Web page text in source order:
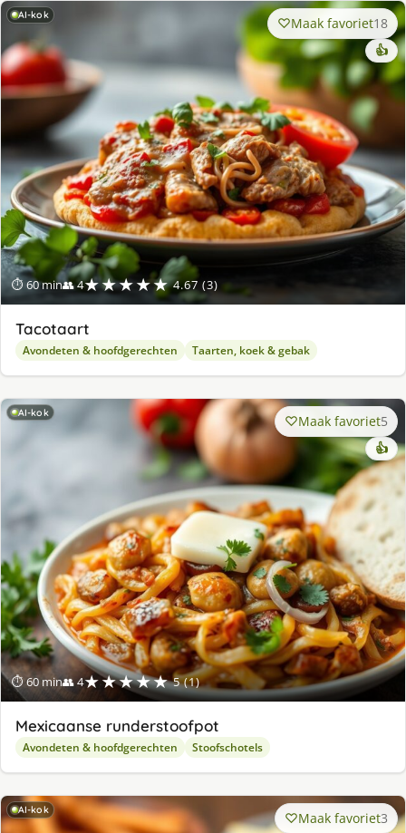
AI-kok
⏱ 60 min👥 4★★★★★ 4.67 (3)
Maak favoriet18
👍
Tacotaart
Avondeten & hoofdgerechten Taarten, koek & gebak
AI-kok
⏱ 60 min👥 4★★★★★ 5 (1)
Maak favoriet5
👍
Mexicaanse runderstoofpot
Avondeten & hoofdgerechten Stoofschotels
AI-kok Maak favoriet3